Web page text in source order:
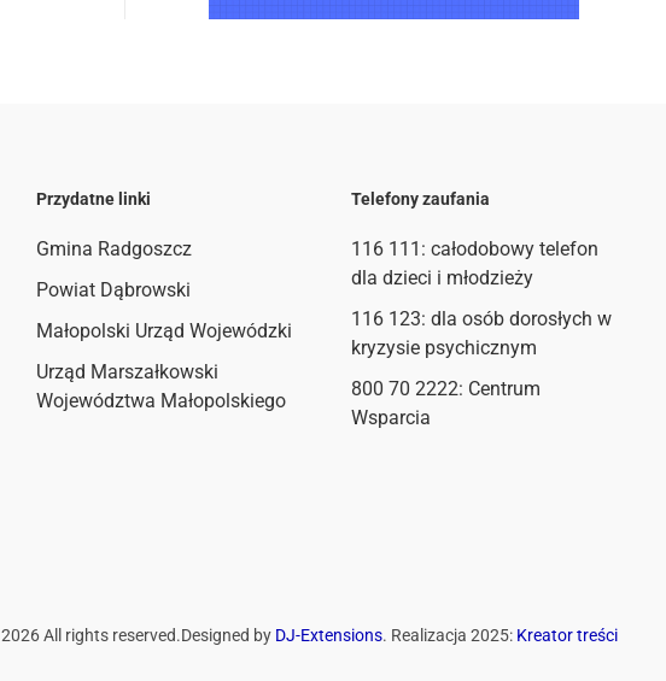
Przydatne linki
Gmina Radgoszcz
Powiat Dąbrowski
Małopolski Urząd Wojewódzki
Urząd Marszałkowski
Województwa Małopolskiego
Telefony zaufania
116 111 : całodobowy telefon
dla dzieci i młodzieży
116 123: dla osób dorosłych w
kryzysie psychicznym
800 70 2222: Centrum
Wsparcia
2026All rights reserved.Designed by DJ-Extensions. Realizacja 2025: Kreator treści